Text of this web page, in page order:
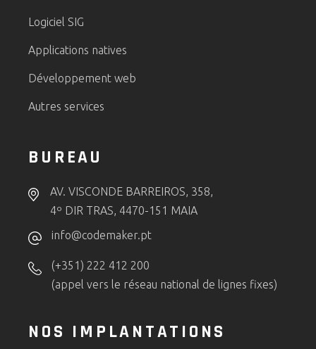
Logiciel SIG
Applications natives
Développement web
Autres services
BUREAU
AV. VISCONDE BARREIROS, 358,
4º DIR TRAS, 4470-151 MAIA
info@codemaker.pt
(+351) 222 412 200
(appel vers le réseau national de lignes fixes)
NOS IMPLANTATIONS